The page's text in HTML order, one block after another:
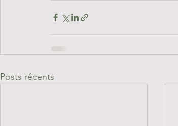
Posts récents